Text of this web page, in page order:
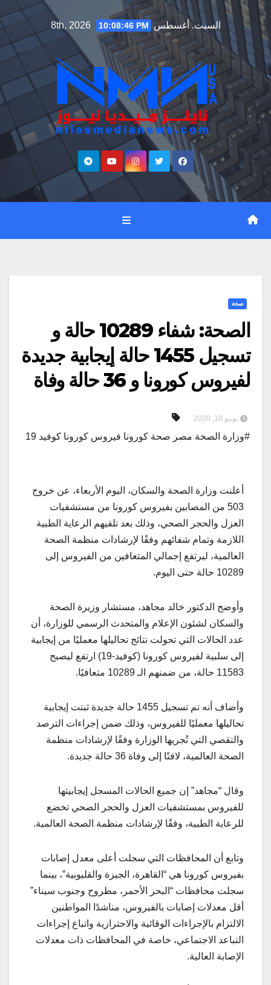
Skip
to
content
السبت. أغسطس 8th, 2026 10:08:47 PM
صحة
الصحة: شفاء 10289 حالة و
تسجيل 1455 حالة إيجابية جديدة
لفيروس كورونا و 36 حالة وفاة
يونيو 10, 2020
#وزارة الصخة مصر صحة كورونا فيروس كورونا كوفيد 19
أعلنت وزارة الصحة والسكان، اليوم الأربعاء، عن خروج
503 من المصابين بفيروس كورونا من مستشفيات
العزل والحجر الصحي، وذلك بعد تلقيهم الرعاية الطبية
اللازمة وتمام شفائهم وفقًا لإرشادات منظمة الصحة
العالمية، ليرتفع إجمالي المتعافين من الفيروس إلى
10289 حالة حتى اليوم.
وأوضح الدكتور خالد مجاهد، مستشار وزيرة الصحة
والسكان لشئون الإعلام والمتحدث الرسمي للوزارة، أن
عدد الحالات التي تحولت نتائج تحاليلها معمليًا من إيجابية
إلى سلبية لفيروس كورونا (كوفيد-19) ارتفع ليصبح
11583 حالة، من ضمنهم الـ 10289 متعافيًا.
وأضاف أنه تم تسجيل 1455 حالة جديدة ثبتت إيجابية
تحاليلها معمليًا للفيروس، وذلك ضمن إجراءات الترصد
والتقصي التي تُجريها الوزارة وفقًا لإرشادات منظمة
الصحة العالمية، لافتًا إلى وفاة 36 حالة جديدة.
وقال “مجاهد” إن جميع الحالات المسجل إيجابيتها
للفيروس بمستشفيات العزل والحجر الصحي تخضع
للرعاية الطبية، وفقًا لإرشادات منظمة الصحة العالمية.
وتابع أن المحافظات التي سجلت أعلى معدل إصابات
بفيروس كورونا هي “القاهرة، الجيزة والقليوبية”، بينما
سجلت محافظات “البحر الأحمر، مطروح وجنوب سيناء”
أقل معدلات إصابات بالفيروس، مناشدًا المواطنين
الالتزام بالإجراءات الوقائية والاحترازية واتباع إجراءات
التباعد الاجتماعي، خاصة في المحافظات ذات معدلات
الإصابة العالية.